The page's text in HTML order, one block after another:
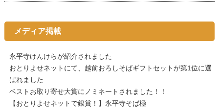
メディア掲載
永平寺けんけらが紹介されました
おとりよせネットにて、越前おろしそばギフトセットが第1位に選
ばれました
ベストお取り寄せ大賞にノミネートされました！！
【おとりよせネットで銀賞！】永平寺そば極